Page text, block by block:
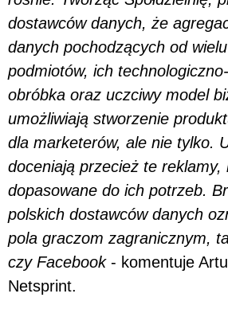
dostawców danych, że
danych pochodzących od
podmiotów, ich
obróbka oraz uczciwy model
umożliwiają stworzenie
dla marketerów, ale nie tylko.
doceniają przecież te reklamy,
dopasowane do ich potrzeb.
polskich dostawców danych
pola graczom zagranicznym,
czy Facebook - komentuje
Netsprint.